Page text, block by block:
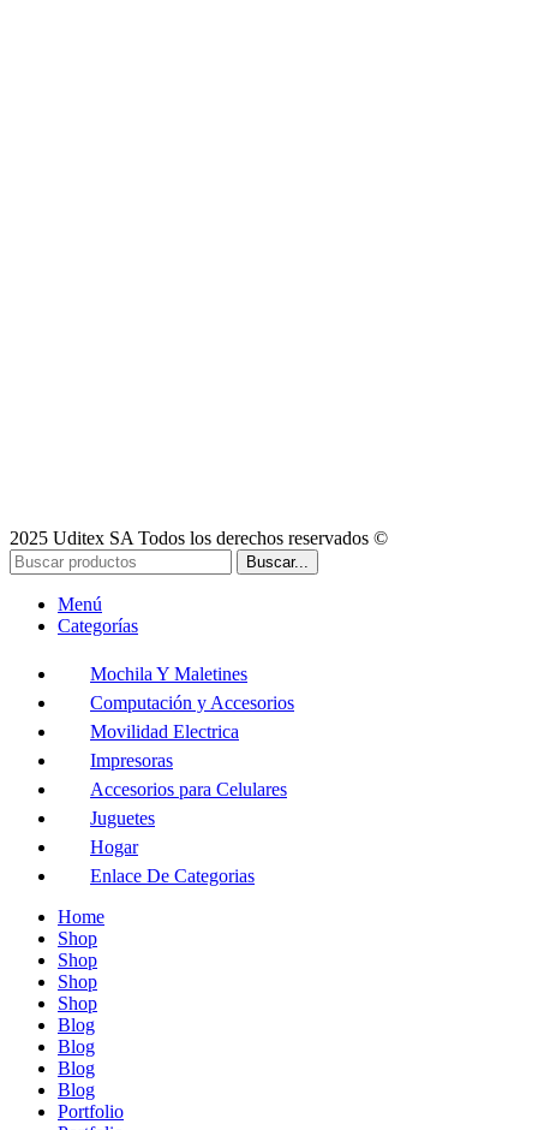
2025 Uditex SA Todos los derechos reservados ©
Buscar...
Menú
Categorías
Mochila Y Maletines
Computación y Accesorios
Movilidad Electrica
Impresoras
Accesorios para Celulares
Juguetes
Hogar
Enlace De Categorias
Home
Shop
Shop
Shop
Shop
Blog
Blog
Blog
Blog
Portfolio